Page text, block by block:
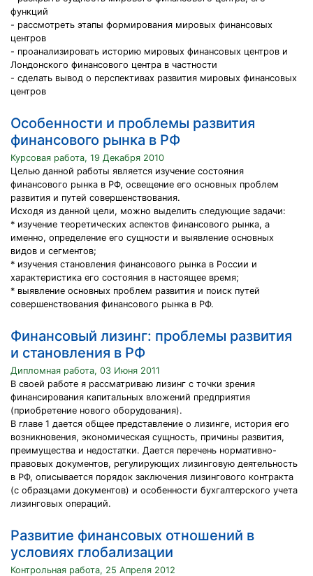
функций
- рассмотреть этапы формирования мировых финансовых
центров
- проанализировать историю мировых финансовых центров и
Лондонского финансового центра в частности
- сделать вывод о перспективах развития мировых финансовых
центров
Особенности и проблемы развития
финансового рынка в РФ
Курсовая работа, 19 Декабря 2010
Целью данной работы является изучение состояния
финансового рынка в РФ, освещение его основных проблем
развития и путей совершенствования.
Исходя из данной цели, можно выделить следующие задачи:
* изучение теоретических аспектов финансового рынка, а
именно, определение его сущности и выявление основных
видов и сегментов;
* изучения становления финансового рынка в России и
характеристика его состояния в настоящее время;
* выявление основных проблем развития и поиск путей
совершенствования финансового рынка в РФ.
Финансовый лизинг: проблемы развития
и становления в РФ
Дипломная работа, 03 Июня 2011
В своей работе я рассматриваю лизинг с точки зрения
финансирования капитальных вложений предприятия
(приобретение нового оборудования).
В главе 1 дается общее представление о лизинге, история его
возникновения, экономическая сущность, причины развития,
преимущества и недостатки. Дается перечень нормативно-
правовых документов, регулирующих лизинговую деятельность
в РФ, описывается порядок заключения лизингового контракта
(с образцами документов) и особенности бухгалтерского учета
лизинговых операций.
Развитие финансовых отношений в
условиях глобализации
Контрольная работа, 25 Апреля 2012